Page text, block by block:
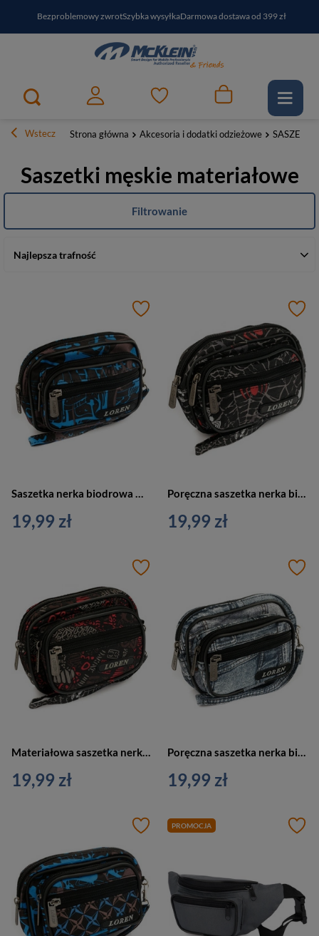
Bezproblemowy zwrotSzybka wysyłkaDarmowa dostawa od 399 zł
PayPo - kup i zapłać za30 dniZapisz się do newslettera i odbierz RABAT
Wstecz Strona główna Akcesoria i dodatki odzieżowe SASZETKI
Saszetki męskie materiałowe
Najlepsza trafność
Filtrowanie
Saszetka nerka biodrowa materiałowa kolorowa niebieska LorenS02-600D-2
19,99 zł
Poręczna saszetka nerka biodrowa materiałowa kolorowa czarna Loren S02-600D-4
19,99 zł
19,99 zł 19,99 zł
PROMOCJA